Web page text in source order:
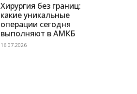
Хирургия без границ:
какие уникальные
операции сегодня
выполняют в АМКБ
16.07.2026